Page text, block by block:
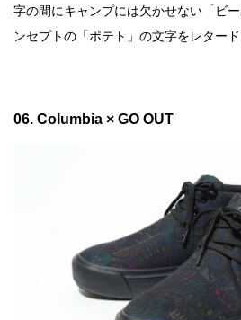
字の間にキャンプには欠かせない「ビ
ンセプトの「ポテト」の文字をレタード
06. Columbia × GO OUT